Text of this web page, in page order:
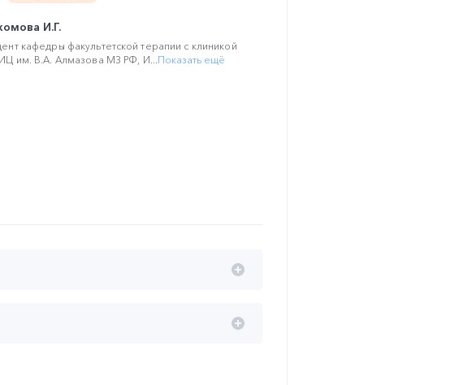
И.Г.
кафедры факультетской терапии с клиникой
им. В.А. Алмазова МЗ РФ, И...Показать ещё